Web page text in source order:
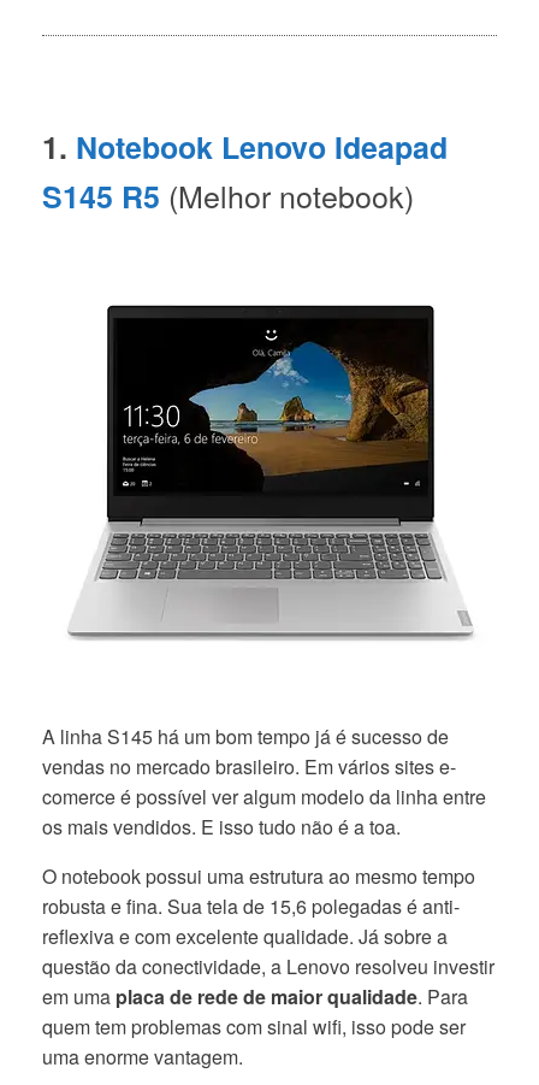
1. Notebook Lenovo Ideapad
S145 R5 (Melhor notebook)
A linha S145 há um bom tempo já é sucesso de
vendas no mercado brasileiro. Em vários sites e-
comerce é possível ver algum modelo da linha entre
os mais vendidos. E isso tudo não é a toa.
O notebook possui uma estrutura ao mesmo tempo
robusta e fina. Sua tela de 15,6 polegadas é anti-
reflexiva e com excelente qualidade. Já sobre a
questão da conectividade, a Lenovo resolveu investir
em uma placa de rede de maior qualidade. Para
quem tem problemas com sinal wifi, isso pode ser
uma enorme vantagem.